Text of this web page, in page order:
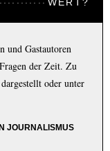
und Gastautoren
der Zeit. Zu
oder unter
JOURNALISMUS